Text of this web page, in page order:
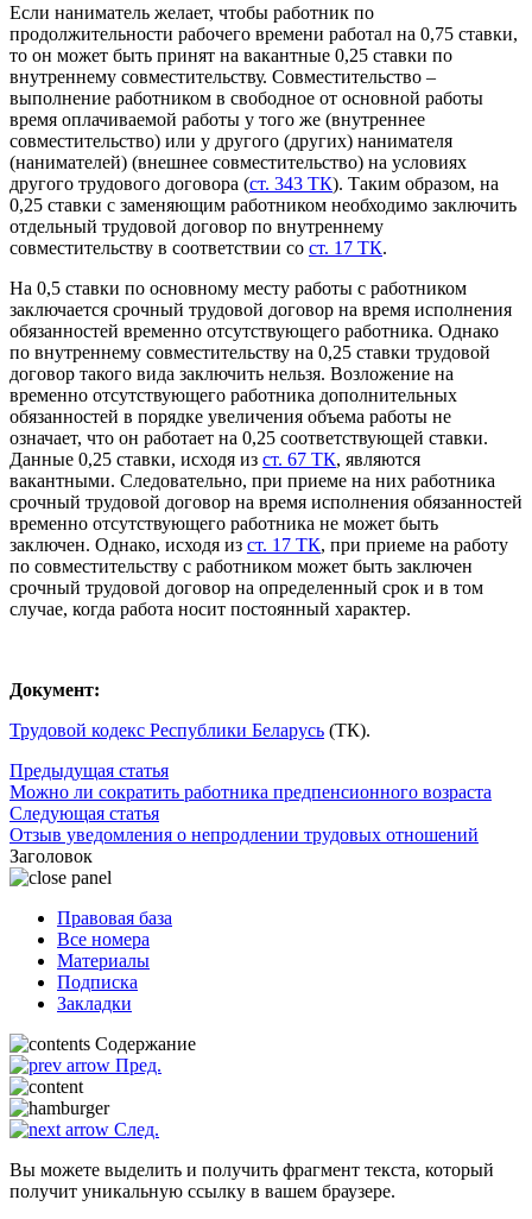
Если наниматель желает, чтобы работник по
продолжительности рабочего времени работал на 0,75 ставки,
то он может быть принят на вакантные 0,25 ставки по
внутреннему совместительству. Совместительство –
выполнение работником в свободное от основной работы
время оплачиваемой работы у того же (внутреннее
совместительство) или у другого (других) нанимателя
(нанимателей) (внешнее совместительство) на условиях
другого трудового договора (ст. 343 ТК). Таким образом, на
0,25 ставки с заменяющим работником необходимо заключить
отдельный трудовой договор по внутреннему
совместительству в соответствии со ст. 17 ТК.
На 0,5 ставки по основному месту работы с работником
заключается срочный трудовой договор на время исполнения
обязанностей временно отсутствующего работника. Однако
по внутреннему совместительству на 0,25 ставки трудовой
договор такого вида заключить нельзя. Возложение на
временно отсутствующего работника дополнительных
обязанностей в порядке увеличения объема работы не
означает, что он работает на 0,25 соответствующей ставки.
Данные 0,25 ставки, исходя из ст. 67 ТК, являются
вакантными. Следовательно, при приеме на них работника
срочный трудовой договор на время исполнения обязанностей
временно отсутствующего работника не может быть
заключен. Однако, исходя из ст. 17 ТК, при приеме на работу
по совместительству с работником может быть заключен
срочный трудовой договор на определенный срок и в том
случае, когда работа носит постоянный характер.
Документ:
Трудовой кодекс Республики Беларусь (ТК).
Предыдущая статья
Можно ли сократить работника предпенсионного возраста
Следующая статья
Отзыв уведомления о непродлении трудовых отношений
Заголовок
Правовая база
Все номера
Материалы
Подписка
Закладки
Содержание
Пред.
След.
Вы можете выделить и получить фрагмент текста, который
получит уникальную ссылку в вашем браузере.